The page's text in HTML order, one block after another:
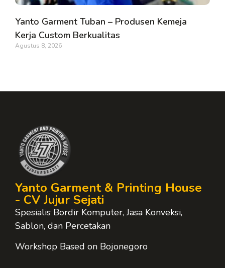
Yanto Garment Tuban – Produsen Kemeja
Kerja Custom Berkualitas
Agustus 8, 2026
Yanto Garment & Printing House
- CV Jujur Sejati
Spesialis Bordir Komputer, Jasa Konveksi,
Sablon, dan Percetakan
Workshop Based on Bojonegoro